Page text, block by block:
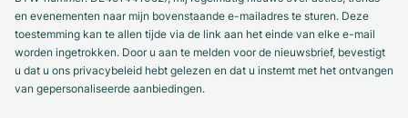
en evenementen naar mijn bovenstaande e-mailadres te sturen. Deze
toestemming kan te allen tijde via de link aan het einde van elke e-mail
worden ingetrokken. Door u aan te melden voor de nieuwsbrief, bevestigt
u dat u ons privacybeleid hebt gelezen en dat u instemt met het ontvangen
van gepersonaliseerde aanbiedingen.